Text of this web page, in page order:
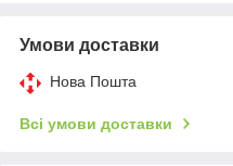
Умови доставки
Нова Пошта
Всі умови доставки